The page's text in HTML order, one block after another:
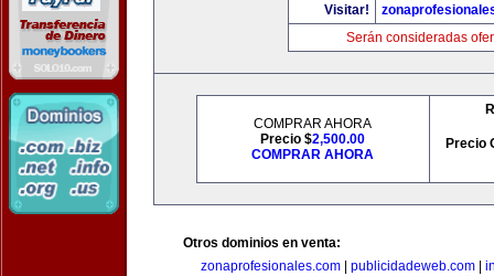
Visitar!
Serán consideradas
COMPRAR AHORA
Precio $2,500.00
COMPRAR AHORA
Precio
Otros dominios en venta:
zonaprofesionales.com| publicidadeweb.com|